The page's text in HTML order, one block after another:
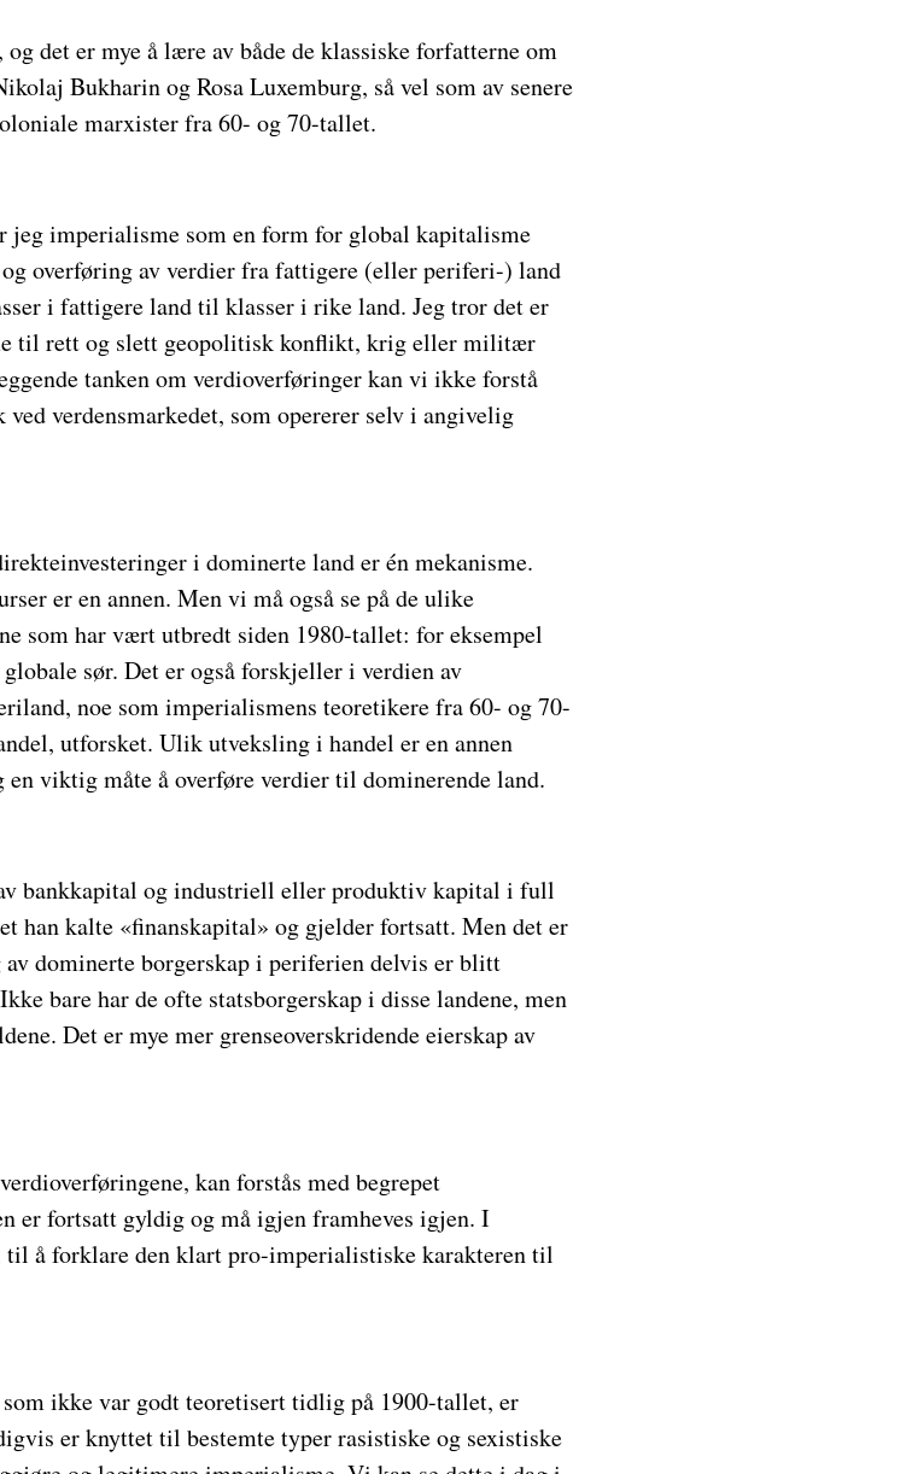
det er mye å lære av både de klassiske forfatterne om
Bukharin og Rosa Luxemburg, så vel som av senere
marxister fra 60- og 70-tallet.
jeg imperialisme som en form for global kapitalisme
overføring av verdier fra fattigere (eller periferi-) land
i fattigere land til klasser i rike land. Jeg trordet er
til rett og slett geopolitisk konflikt, krig eller militær
tanken om verdioverføringer kan vi ikke forstå
verdensmarkedet, som opererer selv i angivelig
i dominerte land er én mekanisme.
er en annen. Men vi må også se på de ulike
som har vært utbredt siden 1980-tallet: for eksempel
sør. Det er også forskjeller i verdien av
noe som imperialismens teoretikere fra 60- og 70-
utforsket. Ulik utveksling i handel er en annen
viktig måte å overføre verdier til dominerende land.
bankkapital og industriell eller produktiv kapital i full
han kalte «finanskapital» og gjelder fortsatt. Men det er
dominerte borgerskap i periferien delvis er blitt
bare har de ofte statsborgerskap i disse landene, men
Det er mye mer grenseoverskridende eierskap av
kan forstås med begrepet
er fortsatt gyldig og må igjen framheves igjen. I
å forklare den klart pro-imperialistiske karakteren til
ikke var godt teoretisert tidlig på 1900-tallet, er
er knyttet til bestemte typer rasistiske og sexistiske